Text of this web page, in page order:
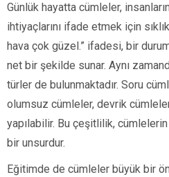
Günlük hayatta cümleler,
ihtiyaçlarını ifade etmek için
hava çok güzel.” ifadesi, bir
net bir şekilde sunar. Aynı
türler de bulunmaktadır. Soru
olumsuz cümleler, devrik
yapılabilir. Bu çeşitlilik, cümlelerin
bir unsurdur.
Eğitimde de cümleler büyük bir